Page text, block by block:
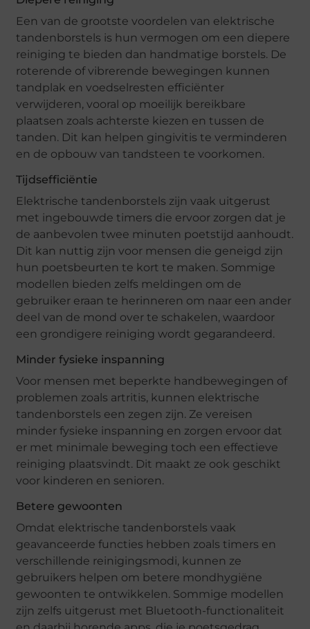
Een van de grootste voordelen van elektrische
tandenborstels is hun vermogen om een diepere
reiniging te bieden dan handmatige borstels. De
roterende of vibrerende bewegingen kunnen
tandplak en voedselresten efficiënter
verwijderen, vooral op moeilijk bereikbare
plaatsen zoals achterste kiezen en tussen de
tanden. Dit kan helpen gingivitis te verminderen
en de opbouw van tandsteen te voorkomen.
Tijdsefficiëntie
Elektrische tandenborstels zijn vaak uitgerust
met ingebouwde timers die ervoor zorgen dat je
de aanbevolen twee minuten poetstijd aanhoudt.
Dit kan nuttig zijn voor mensen die geneigd zijn
hun poetsbeurten te kort te maken. Sommige
modellen bieden zelfs meldingen om de
gebruiker eraan te herinneren om naar een ander
deel van de mond over te schakelen, waardoor
een grondigere reiniging wordt gegarandeerd.
Minder fysieke inspanning
Voor mensen met beperkte handbewegingen of
problemen zoals artritis, kunnen elektrische
tandenborstels een zegen zijn. Ze vereisen
minder fysieke inspanning en zorgen ervoor dat
er met minimale beweging toch een effectieve
reiniging plaatsvindt. Dit maakt ze ook geschikt
voor kinderen en senioren.
Betere gewoonten
Omdat elektrische tandenborstels vaak
geavanceerde functies hebben zoals timers en
verschillende reinigingsmodi, kunnen ze
gebruikers helpen om betere mondhygiëne
gewoonten te ontwikkelen. Sommige modellen
zijn zelfs uitgerust met Bluetooth-functionaliteit